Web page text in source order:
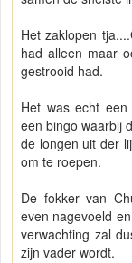
Het zaklopen
had alleen maar
gestrooid had.
Het was echt
een bingo waarbij
de longen uit der
om te roepen.
De fokker van
even nagevoeld
verwachting zal
zijn vader wordt.